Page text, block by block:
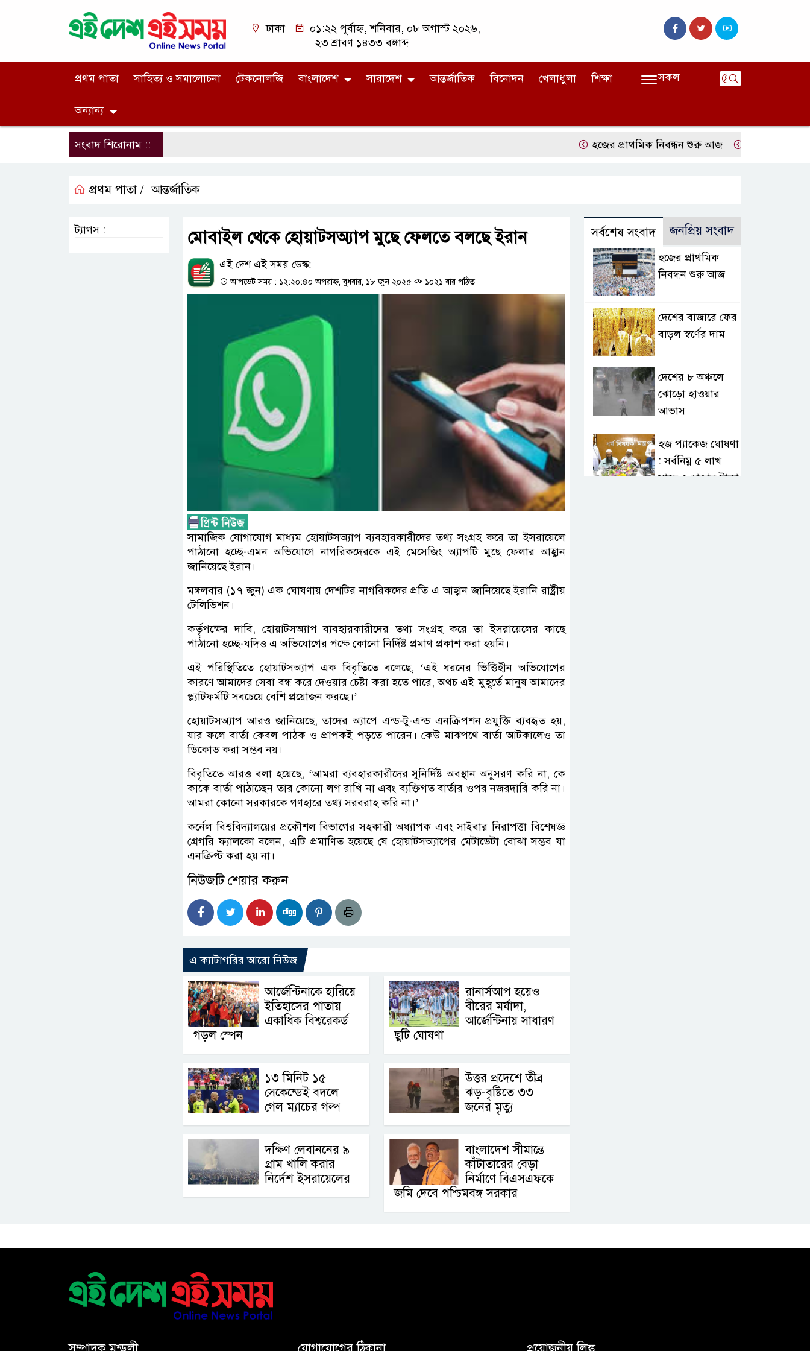
ঢাকা
০১:২২ পূর্বাহ্ন, শনিবার, ০৮ অগাস্ট ২০২৬,
২৩ শ্রাবণ ১৪৩৩ বঙ্গাব্দ
প্রথম পাতা সাহিত্য ও সমালোচনা টেকনোলজি বাংলাদেশ সারাদেশ আন্তর্জাতিক বিনোদন খেলাধুলা শিক্ষা
অন্যান্য
সকল
সংবাদ শিরোনাম :: হজের প্রাথমিক নিবন্ধন শুরু আজ দেশের বাজারে ফের
প্রথম পাতা / আন্তর্জাতিক
মোবাইল থেকে হোয়াটসঅ্যাপ মুছে ফেলতে বলছে ইরান
এই দেশ এই সময় ডেস্ক:
আপডেট সময় : ১২:২০:৪০ অপরাহ্ন, বুধবার, ১৮ জুন ২০২৫ ১০২১ বার পঠিত
সামাজিক যোগাযোগ মাধ্যম হোয়াটসঅ্যাপ ব্যবহারকারীদের তথ্য সংগ্রহ করে তা ইসরায়েলে
পাঠানো হচ্ছে-এমন অভিযোগে নাগরিকদেরকে এই মেসেজিং অ্যাপটি মুছে ফেলার আহ্বান
জানিয়েছে ইরান।
মঙ্গলবার (১৭ জুন) এক ঘোষণায় দেশটির নাগরিকদের প্রতি এ আহ্বান জানিয়েছে ইরানি রাষ্ট্রীয়
টেলিভিশন।
কর্তৃপক্ষের দাবি, হোয়াটসঅ্যাপ ব্যবহারকারীদের তথ্য সংগ্রহ করে তা ইসরায়েলের কাছে
পাঠানো হচ্ছে-যদিও এ অভিযোগের পক্ষে কোনো নির্দিষ্ট প্রমাণ প্রকাশ করা হয়নি।
এই পরিস্থিতিতে হোয়াটসঅ্যাপ এক বিবৃতিতে বলেছে, ‌‘এই ধরনের ভিত্তিহীন অভিযোগের
কারণে আমাদের সেবা বন্ধ করে দেওয়ার চেষ্টা করা হতে পারে, অথচ এই মুহূর্তে মানুষ আমাদের
প্ল্যাটফর্মটি সবচেয়ে বেশি প্রয়োজন করছে।’
হোয়াটসঅ্যাপ আরও জানিয়েছে, তাদের অ্যাপে এন্ড-টু-এন্ড এনক্রিপশন প্রযুক্তি ব্যবহৃত হয়,
যার ফলে বার্তা কেবল পাঠক ও প্রাপকই পড়তে পারেন। কেউ মাঝপথে বার্তা আটকালেও তা
ডিকোড করা সম্ভব নয়।
বিবৃতিতে আরও বলা হয়েছে, ‘আমরা ব্যবহারকারীদের সুনির্দিষ্ট অবস্থান অনুসরণ করি না, কে
কাকে বার্তা পাঠাচ্ছেন তার কোনো লগ রাখি না এবং ব্যক্তিগত বার্তার ওপর নজরদারি করি না।
আমরা কোনো সরকারকে গণহারে তথ্য সরবরাহ করি না।’
কর্নেল বিশ্ববিদ্যালয়ের প্রকৌশল বিভাগের সহকারী অধ্যাপক এবং সাইবার নিরাপত্তা বিশেষজ্ঞ
গ্রেগরি ফ্যালকো বলেন, এটি প্রমাণিত হয়েছে যে হোয়াটসঅ্যাপের মেটাডেটা বোঝা সম্ভব যা
এনক্রিপ্ট করা হয় না।
নিউজটি শেয়ার করুন
এ ক্যাটাগরির আরো নিউজ
আর্জেন্টিনাকে হারিয়ে
ইতিহাসের পাতায়
একাধিক বিশ্বরেকর্ড
গড়ল স্পেন
রানার্সআপ হয়েও
বীরের মর্যাদা,
আর্জেন্টিনায় সাধারণ
ছুটি ঘোষণা
১৩ মিনিট ১৫
সেকেন্ডেই বদলে
গেল ম্যাচের গল্প
উত্তর প্রদেশে তীব্র
ঝড়-বৃষ্টিতে ৩৩
জনের মৃত্যু
দক্ষিণ লেবাননের ৯
গ্রাম খালি করার
নির্দেশ ইসরায়েলের
বাংলাদেশ সীমান্তে
কাঁটাতারের বেড়া
নির্মাণে বিএসএফকে
জমি দেবে পশ্চিমবঙ্গ সরকার
ট্যাগস : সর্বশেষ সংবাদ জনপ্রিয় সংবাদ
হজের প্রাথমিক
নিবন্ধন শুরু আজ
দেশের বাজারে ফের
বাড়ল স্বর্ণের দাম
দেশের ৮ অঞ্চলে
ঝোড়ো হাওয়ার
আভাস
হজ প্যাকেজ ঘোষণা
: সর্বনিম্ন ৫ লাখ
সাড়ে ৫ হাজার টাকা